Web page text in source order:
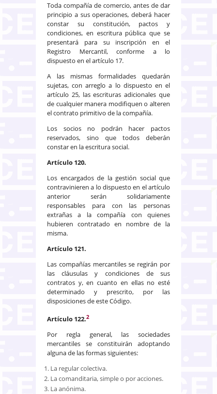
Toda compañía de comercio, antes de dar
principio a sus operaciones, deberá hacer
constar su constitución, pactos y
condiciones, en escritura pública que se
presentará para su inscripción en el
Registro Mercantil, conforme a lo
dispuesto en el artículo 17.
A las mismas formalidades quedarán
sujetas, con arreglo a lo dispuesto en el
artículo 25, las escrituras adicionales que
de cualquier manera modifiquen o alteren
el contrato primitivo de la compañía.
Los socios no podrán hacer pactos
reservados, sino que todos deberán
constar en la escritura social.
Artículo 120.
Los encargados de la gestión social que
contravinieren a lo dispuesto en el artículo
anterior serán solidariamente
responsables para con las personas
extrañas a la compañía con quienes
hubieren contratado en nombre de la
misma.
Artículo 121.
Las compañías mercantiles se regirán por
las cláusulas y condiciones de sus
contratos y, en cuanto en ellas no esté
determinado y prescrito, por las
disposiciones de este Código.
Artículo 122.2
Por regla general, las sociedades
mercantiles se constituirán adoptando
alguna de las formas siguientes:
La regular colectiva.
La comanditaria, simple o por acciones.
La anónima.